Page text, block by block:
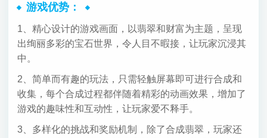
游戏优势：
1、精心设计的游戏画面，以翡翠和财富为主题，呈现
出绚丽多彩的宝石世界，令人目不暇接，让玩家沉浸其
中。
2、简单而有趣的玩法，只需轻触屏幕即可进行合成和
收集，每个合成过程都伴随着精彩的动画效果，增加了
游戏的趣味性和互动性，让玩家爱不释手。
3、多样化的挑战和奖励机制，除了合成翡翠，玩家还